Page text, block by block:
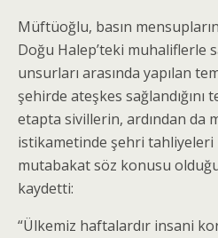
Müftüoğlu, basın
Doğu Halep’teki muhaliflerle
unsurları arasında yapılan
şehirde ateşkes
etapta sivillerin, ardından da
istikametinde şehri
mutabakat söz konusu
kaydetti:
“Ülkemiz haftalardır insani